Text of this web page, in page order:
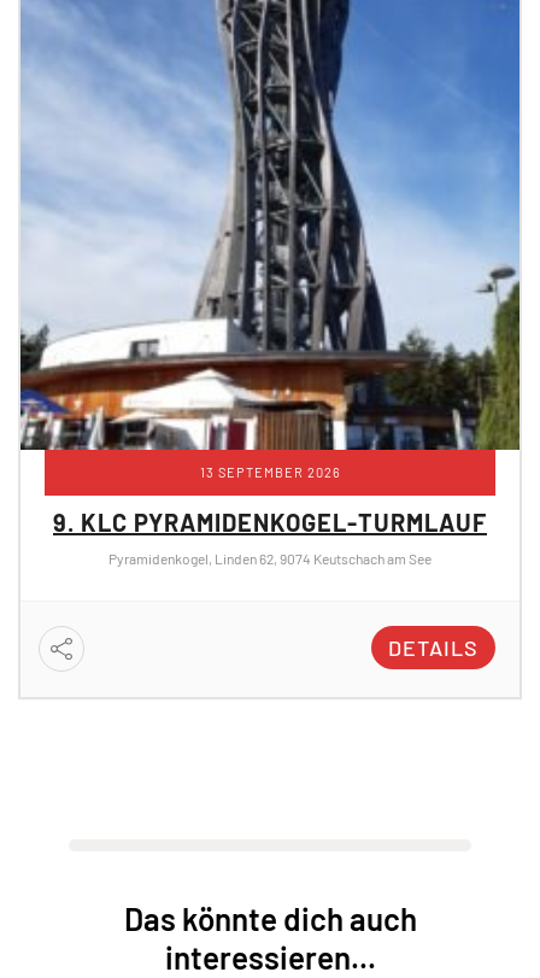
13 SEPTEMBER 2026
9. KLC PYRAMIDENKOGEL-TURMLAUF
Pyramidenkogel, Linden 62, 9074 Keutschach am See
DETAILS
Das könnte dich auch
interessieren...